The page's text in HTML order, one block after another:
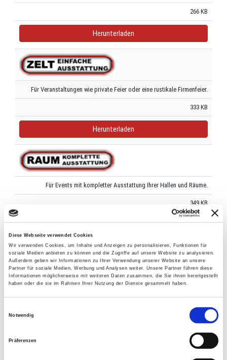
Diese Webseite verwendet Cookies
Wir verwenden Cookies, um Inhalte und Anzeigen zu personalisieren, Funktionen für
soziale Medien anbieten zu können und die Zugriffe auf unsere Website zu analysieren.
Außerdem geben wir Informationen zu Ihrer Verwendung unserer Website an unsere
Partner für soziale Medien, Werbung und Analysen weiter. Unsere Partner führen diese
Informationen möglicherweise mit weiteren Daten zusammen, die Sie ihnen bereitgestellt
haben oder die sie im Rahmen Ihrer Nutzung der Dienste gesammelt haben.
Notwendig
Präferenzen
266 KB
Herunterladen
Für Veranstaltungen wie private Feier oder eine rustikale Firmenfeier.
333 KB
Herunterladen
Für Events mit kompletter Ausstattung Ihrer Hallen und Räume.
349 KB
Herunterladen
Für Konzerte mit Bühnen in Hallen & Räumen.
310 KB